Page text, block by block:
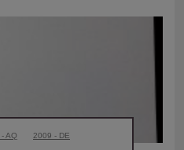
AQ 2009 - DE